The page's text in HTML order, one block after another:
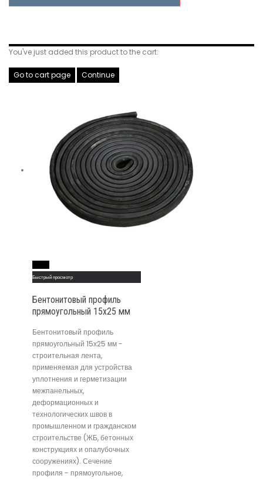
You've just added this product to the cart:
Go to cart page Continue
Быстрый просмотр
Бентонитовый профиль
прямоугольный 15х25 мм
Бентонитовый профиль
прямоугольный 15х25 мм -
строительная лента,
применяемая для устройства
уплотнения и герметизации
межпанельных,
деформационных и
технологических швов в
промышленном и гражданском
строительстве (ЖБ, бетонных
конструкциях и опалубочных
сооружениях). Сечение
профиля - прямоугольное,